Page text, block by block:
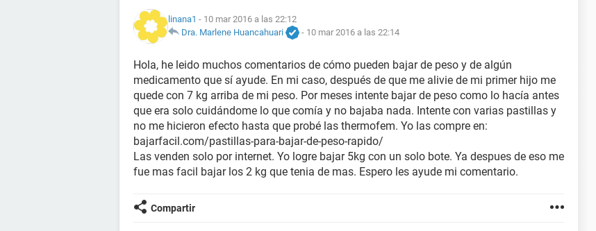
linana1 - 10 mar 2016 a las 22:12
Dra. Marlene Huancahuari
- 10 mar 2016 a las 22:14
Hola, he leido muchos comentarios de cómo pueden bajar de peso y de algún
medicamento que sí ayude. En mi caso, después de que me alivie de mi primer hijo me
quede con 7 kg arriba de mi peso. Por meses intente bajar de peso como lo hacía antes
que era solo cuidándome lo que comía y no bajaba nada. Intente con varias pastillas y
no me hicieron efecto hasta que probé las thermofem. Yo las compre en:
bajarfacil.com/pastillas-para-bajar-de-peso-rapido/
Las venden solo por internet. Yo logre bajar 5kg con un solo bote. Ya despues de eso me
fue mas facil bajar los 2 kg que tenia de mas. Espero les ayude mi comentario.
Compartir